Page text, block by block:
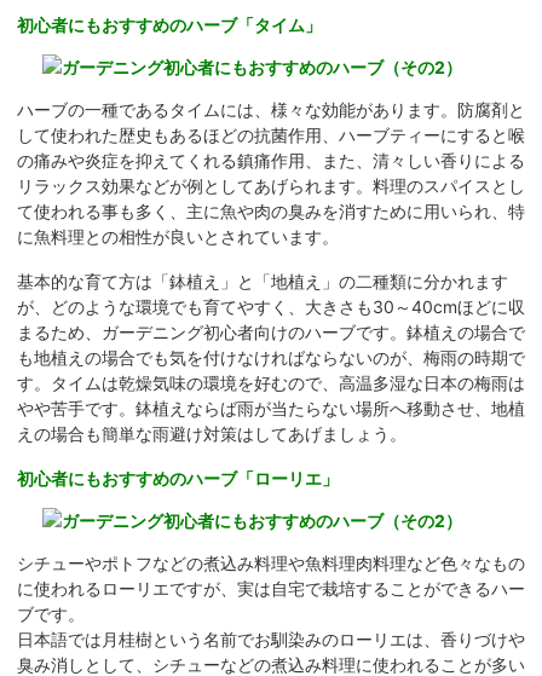
初心者にもおすすめのハーブ「タイム」
ハーブの一種であるタイムには、様々な効能があります。防腐剤と
して使われた歴史もあるほどの抗菌作用、ハーブティーにすると喉
の痛みや炎症を抑えてくれる鎮痛作用、また、清々しい香りによる
リラックス効果などが例としてあげられます。料理のスパイスとし
て使われる事も多く、主に魚や肉の臭みを消すために用いられ、特
に魚料理との相性が良いとされています。
基本的な育て方は「鉢植え」と「地植え」の二種類に分かれます
が、どのような環境でも育てやすく、大きさも30～40cmほどに収
まるため、ガーデニング初心者向けのハーブです。鉢植えの場合で
も地植えの場合でも気を付けなければならないのが、梅雨の時期で
す。タイムは乾燥気味の環境を好むので、高温多湿な日本の梅雨は
やや苦手です。鉢植えならば雨が当たらない場所へ移動させ、地植
えの場合も簡単な雨避け対策はしてあげましょう。
初心者にもおすすめのハーブ「ローリエ」
シチューやポトフなどの煮込み料理や魚料理肉料理など色々なもの
に使われるローリエですが、実は自宅で栽培することができるハー
ブです。
日本語では月桂樹という名前でお馴染みのローリエは、香りづけや
臭み消しとして、シチューなどの煮込み料理に使われることが多い